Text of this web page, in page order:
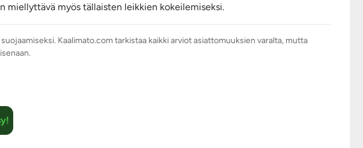
miellyttävä myös tällaisten leikkien kokeilemiseksi.
Kaalimato.com tarkistaa kaikki arviot asiattomuuksien varalta, mutta